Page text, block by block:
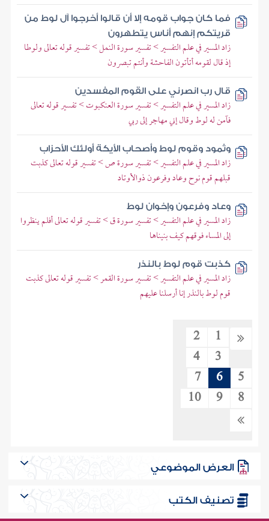
فما كان جواب قومه إلا أن قالوا أخرجوا آل لوط من
قريتكم إنهم أناس يتطهرون
زاد المسير في علم التفسير > تفسير سورة النمل > تفسير قوله تعالى ولوطا
إذ قال لقومه أتأتون الفاحشة وأنتم تبصرون
قال رب انصرني على القوم المفسدين
زاد المسير في علم التفسير > تفسير سورة العنكبوت > تفسير قوله تعالى
فآمن له لوط وقال إني مهاجر إلى ربي
وثمود وقوم لوط وأصحاب الأيكة أولئك الأحزاب
زاد المسير في علم التفسير > تفسير سورة ص > تفسير قوله تعالى كذبت
قبلهم قوم نوح وعاد وفرعون ذوالأوتاد
وعاد وفرعون وإخوان لوط
زاد المسير في علم التفسير > تفسير سورة ق > تفسير قوله تعالى أفلم ينظروا
إلى المساء فوقهم كيف بنيناها
كذبت قوم لوط بالنذر
زاد المسير في علم التفسير > تفسير سورة القمر > تفسير قوله تعالى كذبت
قوم لوط بالنذر إنا أرسلنا عليهم
1
2
3
4
5
6
7
8
9
10
العرض الموضوعي
تصنيف الكتب